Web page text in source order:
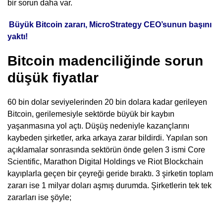
bir sorun daha var.
Büyük Bitcoin zararı, MicroStrategy CEO’sunun başını
yaktı!
Bitcoin madenciliğinde sorun
düşük fiyatlar
60 bin dolar seviyelerinden 20 bin dolara kadar gerileyen
Bitcoin, gerilemesiyle sektörde büyük bir kaybın
yaşanmasına yol açtı. Düşüş nedeniyle kazançlarını
kaybeden şirketler, arka arkaya zarar bildirdi. Yapılan son
açıklamalar sonrasında sektörün önde gelen 3 ismi Core
Scientific, Marathon Digital Holdings ve Riot Blockchain
kayıplarla geçen bir çeyreği geride bıraktı. 3 şirketin toplam
zararı ise 1 milyar doları aşmış durumda. Şirketlerin tek tek
zararları ise şöyle;